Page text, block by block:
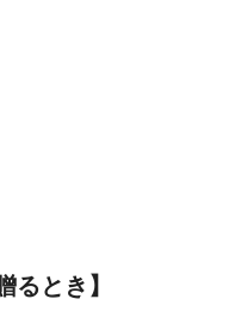
るとき】